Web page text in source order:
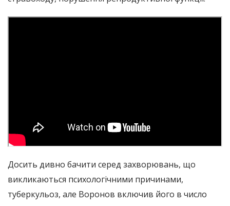
Досить дивно бачити серед захворювань, що
викликаються психологічними причинами,
туберкульоз, але Воронов включив його в число